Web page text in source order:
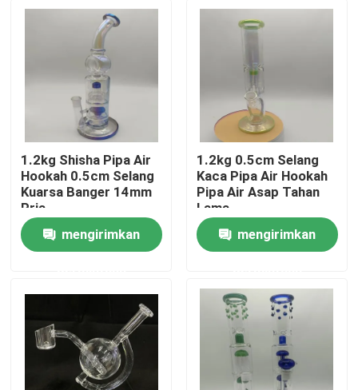
Rumah
Wisata pabrik
1.2kg Shisha Pipa Air
Hookah 0.5cm Selang
Kuarsa Banger 14mm
Pria
mengirimkan
1.2kg 0.5cm Selang
Kaca Pipa Air Hookah
Pipa Air Asap Tahan
Lama
mengirimkan